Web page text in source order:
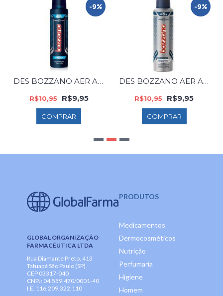
-9%
DES BOZZANO AER ANTITR FRESH 150ML
R$10,95 R$9,95
COMPRAR
-9%
DES BOZZANO AER ANTITR S/PERFUME 150ML
R$10,95 R$9,95
COMPRAR
GLOBAL ORGANIZAÇÃO
FARMACÊUTICA LTDA
Rua Diamante Preto, 413
Tatuapé São Paulo (SP)
CEP 03317-040
CNPJ: 04.559.470/0001-40
I.E. 116.209.322.110
PRODUTOS
Medicamentos
Dermocosméticos
Nutrição
Perfumaria
Higiene
Homem